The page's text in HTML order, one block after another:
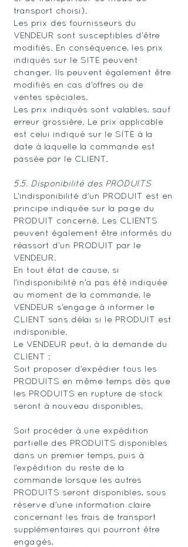
transport choisi).
Les prix des fournisseurs du
VENDEUR sont susceptibles d’être
modifiés. En conséquence, les prix
indiqués sur le SITE peuvent
changer. Ils peuvent également être
modifiés en cas d’offres ou de
ventes spéciales.
Les prix indiqués sont valables, sauf
erreur grossière. Le prix applicable
est celui indiqué sur le SITE à la
date à laquelle la commande est
passée par le CLIENT.
5.5. Disponibilité des PRODUITS
L’indisponibilité d’un PRODUIT est en
principe indiquée sur la page du
PRODUIT concerné. Les CLIENTS
peuvent également être informés du
réassort d’un PRODUIT par le
VENDEUR.
En tout état de cause, si
l’indisponibilité n’a pas été indiquée
au moment de la commande, le
VENDEUR s’engage à informer le
CLIENT sans délai si le PRODUIT est
indisponible.
Le VENDEUR peut, à la demande du
CLIENT :
Soit proposer d’expédier tous les
PRODUITS en même temps dès que
les PRODUITS en rupture de stock
seront à nouveau disponibles,
Soit procéder à une expédition
partielle des PRODUITS disponibles
dans un premier temps, puis à
l’expédition du reste de la
commande lorsque les autres
PRODUITS seront disponibles, sous
réserve d’une information claire
concernant les frais de transport
supplémentaires qui pourront être
engagés,